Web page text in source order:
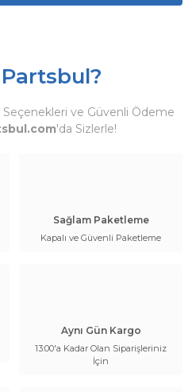
ve Güvenli Ödeme
'da Sizlerle!
Sağlam Paketleme
Kapalı ve Güvenli Paketleme
Aynı Gün Kargo
13:00'a Kadar Olan Siparişleriniz
İçin